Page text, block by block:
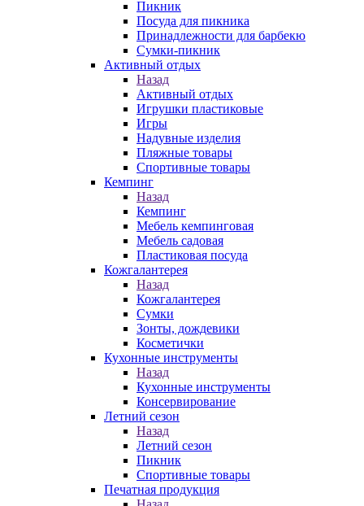
Пикник
Посуда для пикника
Принадлежности для барбекю
Сумки-пикник
Активный отдых
Назад
Активный отдых
Игрушки пластиковые
Игры
Надувные изделия
Пляжные товары
Спортивные товары
Кемпинг
Назад
Кемпинг
Мебель кемпинговая
Мебель садовая
Пластиковая посуда
Кожгалантерея
Назад
Кожгалантерея
Сумки
Зонты, дождевики
Косметички
Кухонные инструменты
Назад
Кухонные инструменты
Консервирование
Летний сезон
Назад
Летний сезон
Пикник
Спортивные товары
Печатная продукция